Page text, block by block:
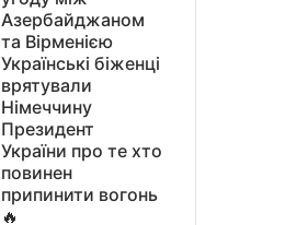
Азербайджаном
та Вірменією
Українські біженці
врятували
Німеччину
Президент
України про те хто
повинен
припинити вогонь
🔥